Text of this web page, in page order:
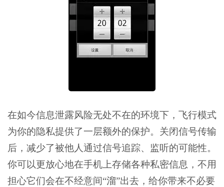
在如今信息泄露风险无处不在的环境下，飞行模式
为你的隐私提供了一层额外的保护。关闭信号传输
后，减少了被他人通过信号追踪、监听的可能性。
你可以更放心地在手机上存储各种私密信息，不用
担心它们会在不经意间“溜”出去，给你带来不必要